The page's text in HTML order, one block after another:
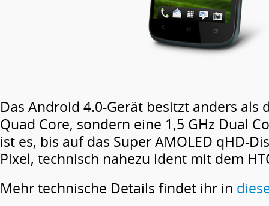
Das Android 4.0-Gerät besitzt anders als
Quad Core, sondern eine 1,5 GHz Dual
ist es, bis auf das Super AMOLED qHD-
Pixel, technisch nahezu ident mit dem
Mehr technische Details findet ihr in